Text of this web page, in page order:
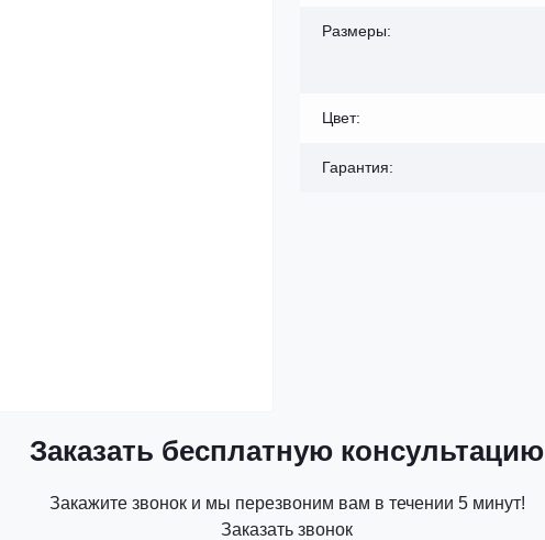
Размеры:
Цвет:
Гарантия:
Заказать бесплатную консультацию
Закажите звонок и мы перезвоним вам в течении 5 минут!
Заказать звонок